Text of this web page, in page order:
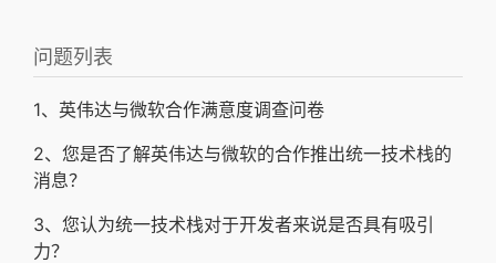
问题列表
1、英伟达与微软合作满意度调查问卷
2、您是否了解英伟达与微软的合作推出统一技术栈的
消息？
3、您认为统一技术栈对于开发者来说是否具有吸引
力？